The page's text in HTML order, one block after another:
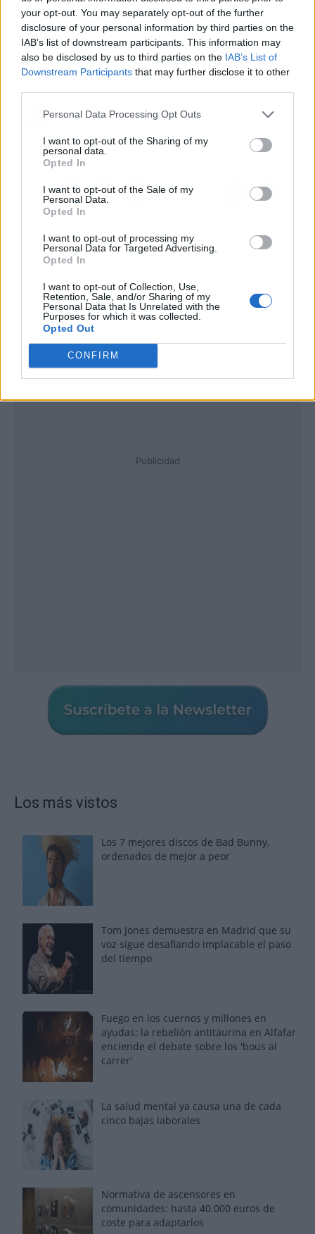
your opt-out. You may separately opt-out of the further
disclosure of your personal information by third parties on the
IAB’s list of downstream participants. This information may
also be disclosed by us to third parties on the IAB’s List of
Downstream Participants that may further disclose it to other
Personal Data Processing Opt Outs
I want to opt-out of the Sharing of my
personal data.
Opted In
I want to opt-out of the Sale of my
Personal Data.
Opted In
I want to opt-out of processing my
Personal Data for Targeted Advertising.
Opted In
I want to opt-out of Collection, Use,
Retention, Sale, and/or Sharing of my
Personal Data that Is Unrelated with the
Purposes for which it was collected.
Opted Out
CONFIRM
inquilinos, propietarios, agencias
inmobiliarias y cualquier tipo de profesional o
compañía de este sector de negocio.
Artículo anterior
Beneficios de la
Restauración
Artículo siguiente
Sobre los armarios de
corredera
Publicidad
Los más vistos
Los 7 mejores discos de Bad Bunny,
ordenados de mejor a peor
Tom Jones demuestra en Madrid que su
voz sigue desafiando implacable el paso
del tiempo
Fuego en los cuernos y millones en
ayudas: la rebelión antitaurina en Alfafar
enciende el debate sobre los 'bous al
carrer'
La salud mental ya causa una de cada
cinco bajas laborales
Normativa de ascensores en
comunidades: hasta 40.000 euros de
coste para adaptarlos